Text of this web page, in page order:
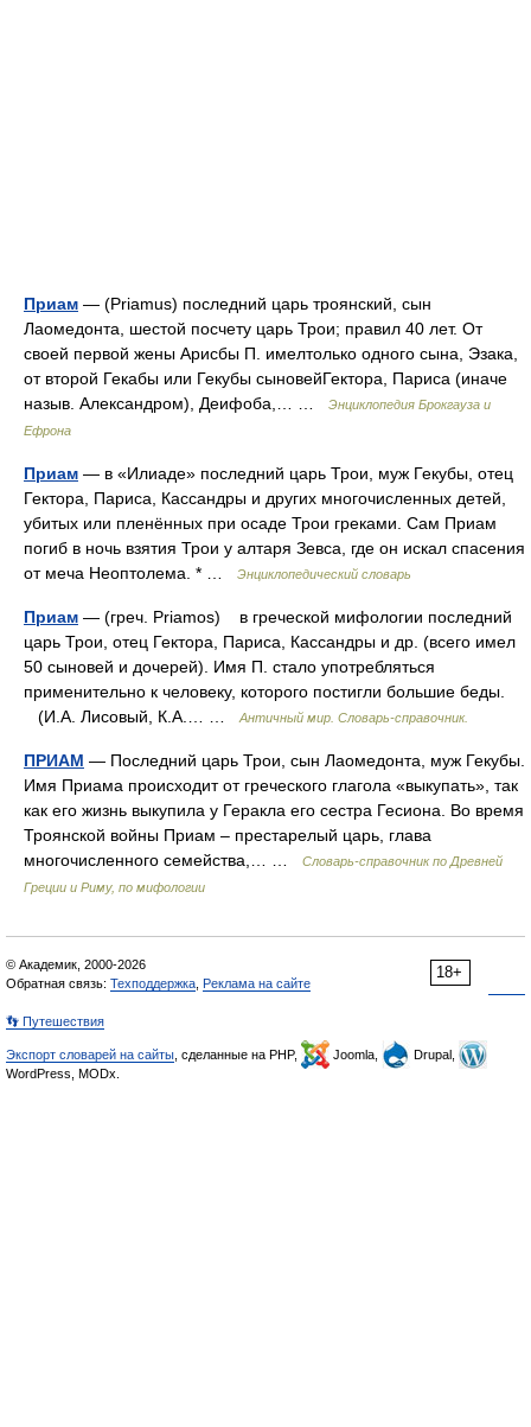
Приам — (Priamus) последний царь троянский, сын
Лаомедонта, шестой посчету царь Трои; правил 40 лет. От
своей первой жены Арисбы П. имелтолько одного сына, Эзака,
от второй Гекабы или Гекубы сыновейГектора, Париса (иначе
назыв. Александром), Деифоба,… …
Энциклопедия Брокгауза и
Ефрона
Приам — в «Илиаде» последний царь Трои, муж Гекубы, отец
Гектора, Париса, Кассандры и других многочисленных детей,
убитых или пленённых при осаде Трои греками. Сам Приам
погиб в ночь взятия Трои у алтаря Зевса, где он искал спасения
от меча Неоптолема. * …
Энциклопедический словарь
Приам — (греч. Priamos) в греческой мифологии последний
царь Трои, отец Гектора, Париса, Кассандры и др. (всего имел
50 сыновей и дочерей). Имя П. стало употребляться
применительно к человеку, которого постигли большие беды.
(И.А. Лисовый, К.А.… …
Античный мир. Словарь-справочник.
ПРИАМ — Последний царь Трои, сын Лаомедонта, муж Гекубы.
Имя Приама происходит от греческого глагола «выкупать», так
как его жизнь выкупила у Геракла его сестра Гесиона. Во время
Троянской войны Приам – престарелый царь, глава
многочисленного семейства,… …
Cловарь-справочник по Древней
Греции и Риму, по мифологии
18+
© Академик, 2000-2026
Обратная связь: Техподдержка Реклама на сайте
👣 Путешествия
Экспорт словарей на сайты , сделанные на PHP, Joomla,
Drupal,
WordPress, MODx.